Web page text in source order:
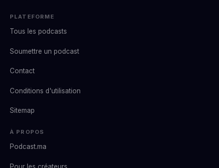
PLATEFORME
Tous les podcasts
Soumettre un podcast
Contact
Conditions d'utilisation
Sitemap
À PROPOS
Podcast.ma
Pour les créateurs